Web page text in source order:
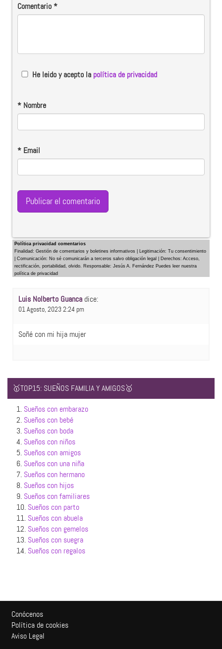
Comentario*
He leido y acepto la política de privacidad
* Nombre
* Email
Política privacidad comentarios
Finalidad: Gestión de comentarios y boletines informativos | Legitimación: Tu consentimiento
| Comunicación: No sé comunicarán a terceros salvo obligación legal | Derechos: Acceso,
rectificación, portabilidad, olvido. Responsable: Jesús A. Fernández Puedes leer nuestra
política de privacidad
Luis Nolberto Guanca dice:
01 Agosto, 2023 2:24 pm
Soñé con mi hija mujer
🥇TOP15: SUEÑOS FAMILIA Y AMIGOS🥇
1. Sueños con embarazo
2. Sueños con bebé
3. Sueños con boda
4. Sueños con niños
5. Sueños con amigos
6. Sueños con una niña
7. Sueños con hermano
8. Sueños con hijos
9. Sueños con familiares
10. Sueños con parto
11. Sueños con abuela
12. Sueños con gemelos
13. Sueños con suegra
14. Sueños con regalos
Conócenos
Política de cookies
Aviso Legal